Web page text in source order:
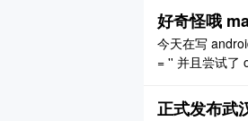
好奇怪哦
今天在写
= '' 并且尝试了
正式发布武